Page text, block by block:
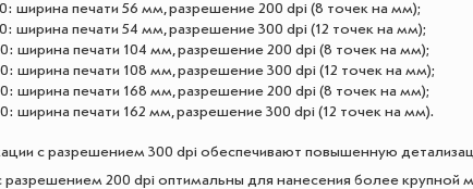
ширина печати 56 мм, разрешение 200 dpi (8 точек на мм);
ширина печати 54 мм, разрешение 300 dpi (12 точек на мм);
ширина печати 104 мм, разрешение 200 dpi (8 точек на мм);
ширина печати 108 мм, разрешение 300 dpi (12 точек на мм);
ширина печати 168 мм, разрешение 200 dpi (8 точек на мм);
ширина печати 162 мм, разрешение 300 dpi (12 точек на мм).
с разрешением 300 dpi обеспечивают повышенную
200 dpi оптимальны для нанесения более крупной